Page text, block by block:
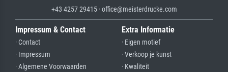
+43 4257 29415 · office@meisterdrucke.com
Impressum & Contact
· Contact
· Impressum
· Algemene Voorwaarden
Extra Informatie
· Eigen motief
· Verkoop je kunst
· Kwaliteit